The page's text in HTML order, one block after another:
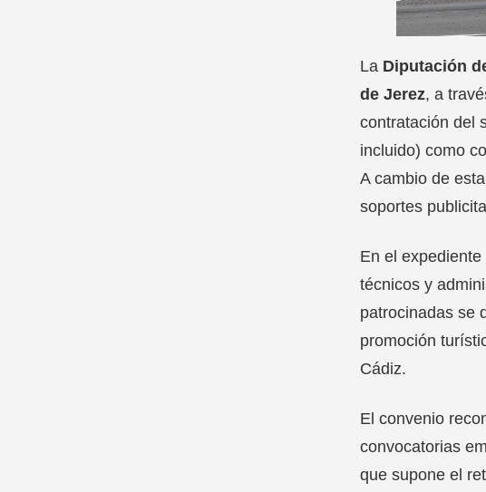
La Diputación
de Jerez, a
contratación del
incluido) como
A cambio de
soportes
En el
técnicos y
patrocinadas se
promoción
Cádiz.
El convenio
convocatorias
que supone el